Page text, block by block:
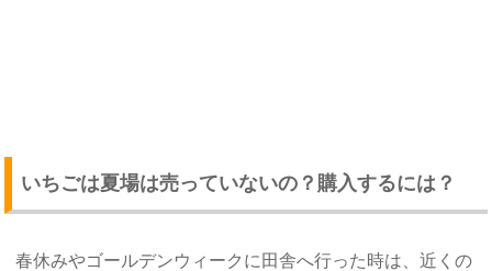
いちごは夏場は売っていないの？購入するには？
春休みやゴールデンウィークに田舎へ行った時は、近くの